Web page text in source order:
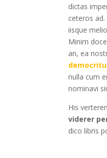
dictas
ceteros ad.
iisque
Minim
an, ea
nulla cum
nominavi
His
viderer
dico libris